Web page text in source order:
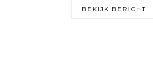
BEKIJK BERICHT